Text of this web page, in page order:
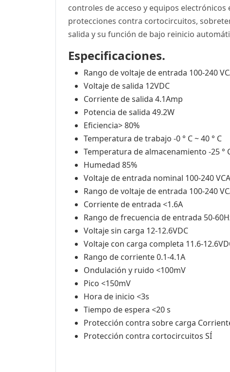
controles de acceso y equipos electrónicos
protecciones contra cortocircuitos,
salida y su función de bajo reinicio
Especificaciones.
Rango de voltaje de entrada 100-240
Voltaje de salida 12VDC
Corriente de salida 4.1Amp
Potencia de salida 49.2W
Eficiencia> 80%
Temperatura de trabajo -0 ° C ~ 40 ° C
Temperatura de almacenamiento -25 °
Humedad 85%
Voltaje de entrada nominal 100-240 VCA
Rango de voltaje de entrada 100-240
Corriente de entrada <1.6A
Rango de frecuencia de entrada 50-
Voltaje sin carga 12-12.6VDC
Voltaje con carga completa 11.6-
Rango de corriente 0.1-4.1A
Ondulación y ruido <100mV
Pico <150mV
Hora de inicio <3s
Tiempo de espera <20 s
Protección contra sobre carga
Protección contra cortocircuitos SÍ